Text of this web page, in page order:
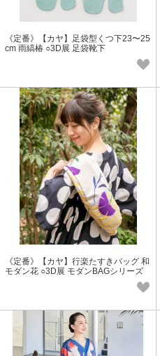
《定番》【カヤ】足袋型くつ下23〜25
cm 雨縞椿 ○3D展 足袋靴下
《定番》【カヤ】行楽たすきバッグ 和
モダン花 ○3D展 モダンBAGシリーズ